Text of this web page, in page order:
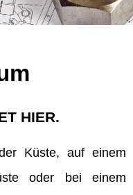
HIER.
Küste, auf einem
oder bei einem